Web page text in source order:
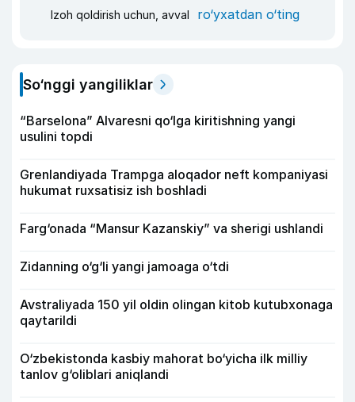
Izoh qoldirish uchun, avval ro‘yxatdan o‘ting
So‘nggi yangiliklar
“Barselona” Alvaresni qo‘lga kiritishning yangi
usulini topdi
Grenlandiyada Trampga aloqador neft kompaniyasi
hukumat ruxsatisiz ish boshladi
Farg‘onada “Mansur Kazanskiy” va sherigi ushlandi
Zidanning o‘g‘li yangi jamoaga o‘tdi
Avstraliyada 150 yil oldin olingan kitob kutubxonaga
qaytarildi
O‘zbekistonda kasbiy mahorat bo‘yicha ilk milliy
tanlov g‘oliblari aniqlandi